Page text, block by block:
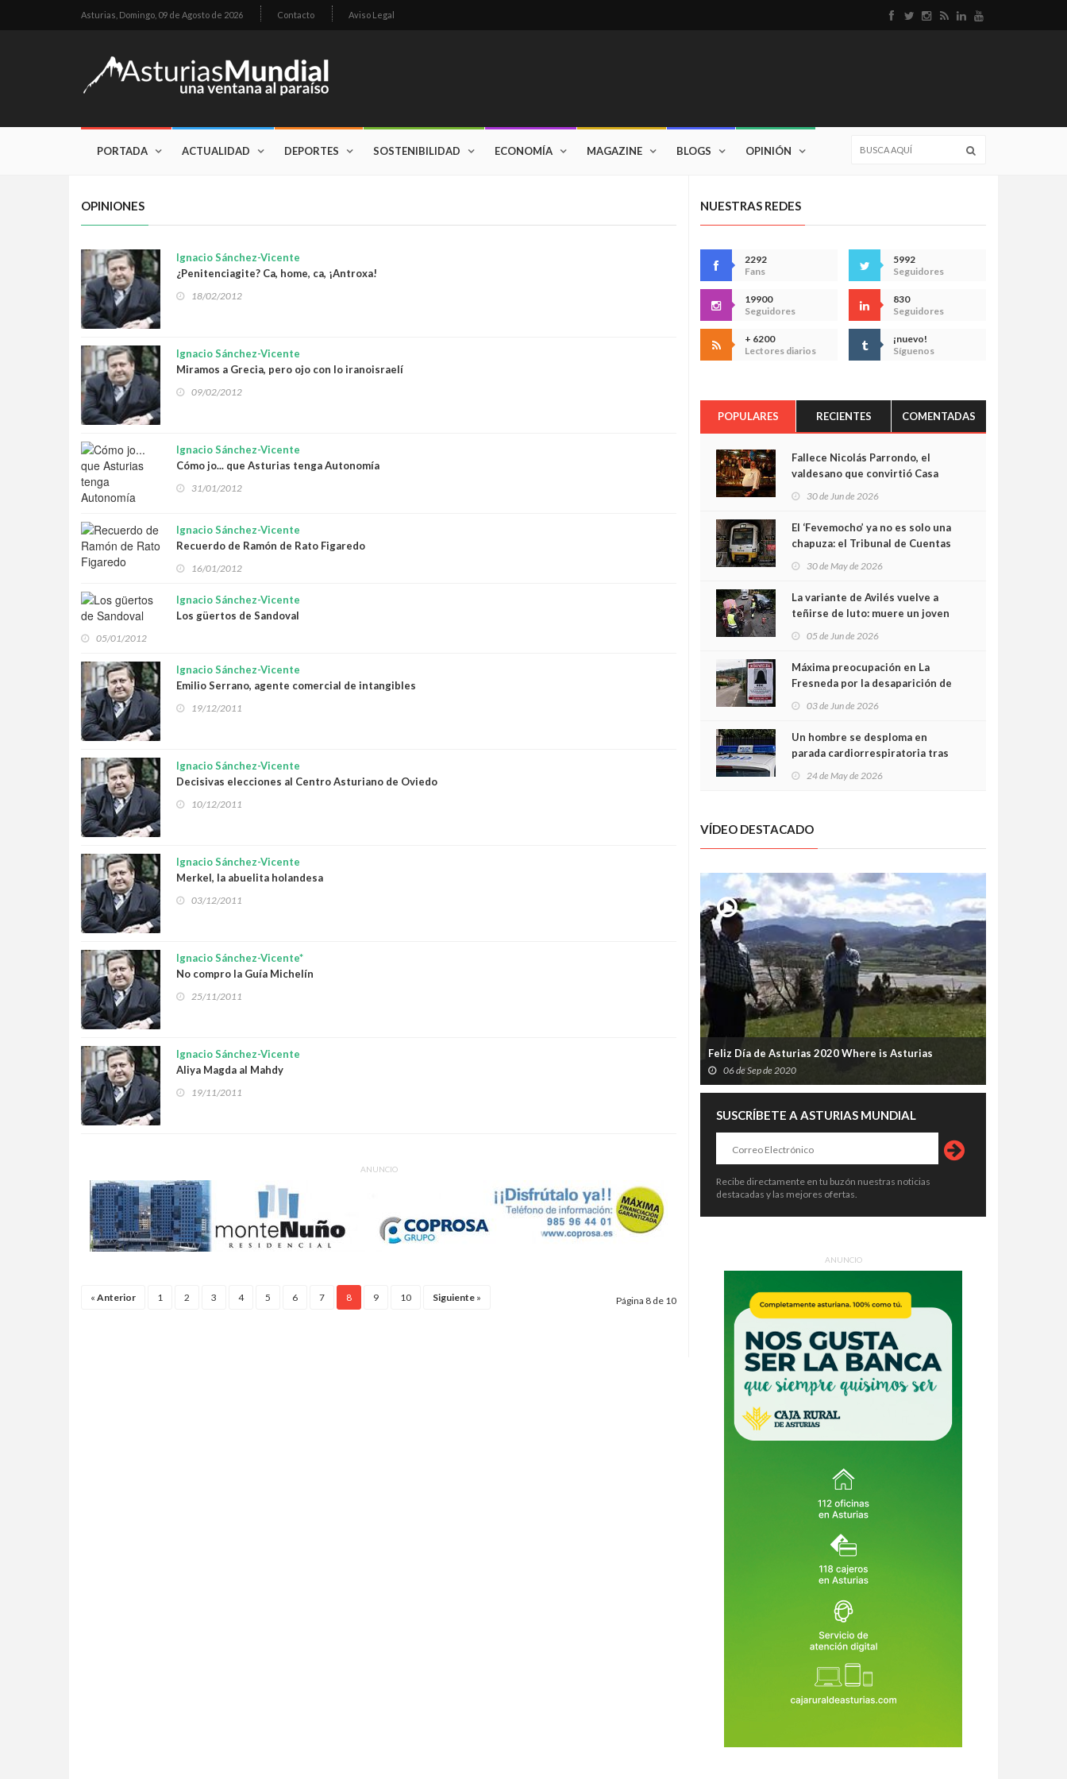
Asturias, Domingo, 09 de Agosto de 2026 Contacto Aviso Legal
PORTADA ACTUALIDAD DEPORTES SOSTENIBILIDAD ECONOMÍA MAGAZINE BLOGS OPINIÓN
OPINIONES
Ignacio Sánchez-Vicente
¿Penitenciagite? Ca, home, ca, ¡Antroxa!
18/02/2012
Ignacio Sánchez-Vicente
Miramos a Grecia, pero ojo con lo iranoisraelí
09/02/2012
Ignacio Sánchez-Vicente
Cómo jo... que Asturias tenga Autonomía
31/01/2012
Ignacio Sánchez-Vicente
Recuerdo de Ramón de Rato Figaredo
16/01/2012
Ignacio Sánchez-Vicente
Los güertos de Sandoval
05/01/2012
Ignacio Sánchez-Vicente
Emilio Serrano, agente comercial de intangibles
19/12/2011
Ignacio Sánchez-Vicente
Decisivas elecciones al Centro Asturiano de Oviedo
10/12/2011
Ignacio Sánchez-Vicente
Merkel, la abuelita holandesa
03/12/2011
Ignacio Sánchez-Vicente*
No compro la Guía Michelín
25/11/2011
Ignacio Sánchez-Vicente
Aliya Magda al Mahdy
19/11/2011
ANUNCIO
« Anterior 1 2 3 4 5 6 7 8 9 10 Siguiente » Página 8 de 10
NUESTRAS REDES
2292
Fans
5992
Seguidores
19900
Seguidores
830
Seguidores
+ 6200
Lectores diarios
¡nuevo!
Síguenos
POPULARES RECIENTES COMENTADAS
Fallece Nicolás Parrondo, el
valdesano que convirtió Casa
30 de Jun de 2026
El ‘Fevemocho’ ya no es solo una
chapuza: el Tribunal de Cuentas
sobrecoste de los trenes que no
cabían por los túneles
30 de May de 2026
La variante de Avilés vuelve a
teñirse de luto: muere un joven
05 de Jun de 2026
Máxima preocupación en La
Fresneda por la desaparición de
03 de Jun de 2026
Un hombre se desploma en
parada cardiorrespiratoria tras
24 de May de 2026
VÍDEO DESTACADO
Feliz Día de Asturias 2020 Where is Asturias
06 de Sep de 2020
SUSCRÍBETE A ASTURIAS MUNDIAL
Recibe directamente en tu buzón nuestras noticias
destacadas y las mejores ofertas.
ANUNCIO